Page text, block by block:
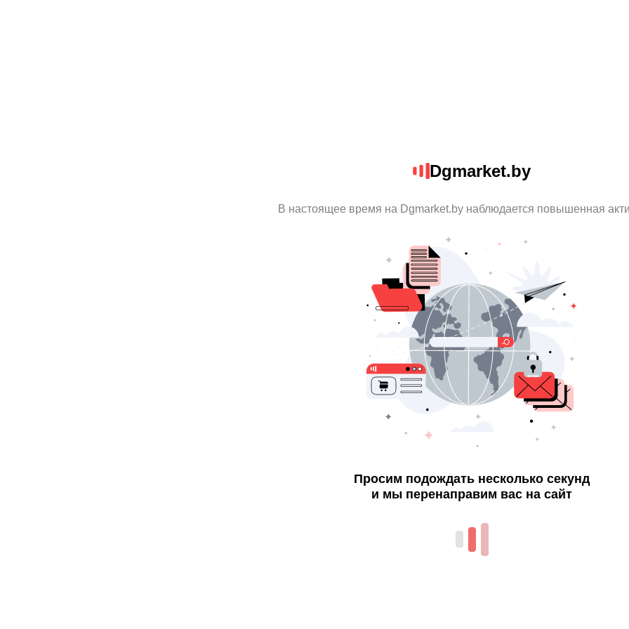
Dgmarket.by
В настоящее время на Dgmarket.by наблюдается повышенная
Просим подождать несколько секунд
и мы перенаправим вас на сайт